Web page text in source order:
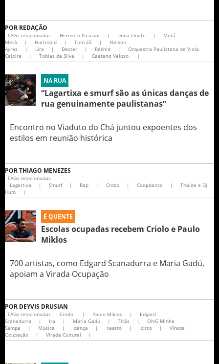
POR REDAÇÃO
TAGs relacionadas Hermeto Pascoal | Dona Onete |
Metá
Metá
| Hurtmold | Tom Zé |
Nelson
Ayres
| Lira | Dexter | Rashid |
Orquestra Paulistana de Viola
Caipira
| Tobias da Silva | Caetano Veloso |
NA RUA
“Lagartixa e smurf são as únicas danças de
rua genuinamente paulistanas”
Encontro no Viaduto do Chá juntou expoentes dos
estilos em reunião histórica
PORTHIAGO MENEZES
TAGs relacionadas
Lagartixa
| Smurf | Rap | Crdsp | Coopdanca |
Thaíde e Dj
Hum
|
É QUENTE
Escolas ocupadas recebem Criolo e Paulo
Miklos
700 artistas, como Edgard Scanadurra e Maria Gadú,
apoiam a Virada Ocupação
POR DEYVIS DRUSIAN
TAGs relacionadas Criolo | Paulo Miklos |
Edgard
Scanadurra
| Ira | Maria Gadú | Titãs |
ONG Minha
Sampa
| Música | dança | teatro | circo |
Virada
Ocupação
| Virada Cultural |